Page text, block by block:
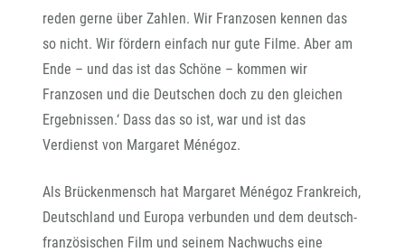
reden gerne über Zahlen. Wir Franzosen kennen das
so nicht. Wir fördern einfach nur gute Filme. Aber am
Ende – und das ist das Schöne – kommen wir
Franzosen und die Deutschen doch zu den gleichen
Ergebnissen.‘ Dass das so ist, war und ist das
Verdienst von Margaret Ménégoz.
Als Brückenmensch hat Margaret Ménégoz Frankreich,
Deutschland und Europa verbunden und dem deutsch-
französischen Film und seinem Nachwuchs eine